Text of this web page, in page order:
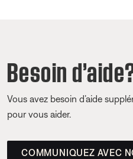
Besoin
Vous avez besoin d’aide
pour vous aider.
COMMUNIQUEZ AVEC